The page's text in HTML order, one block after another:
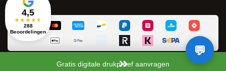
Gratis digitale drukproef aanvragen
4,5
★★★★★
288
Beoordelingen